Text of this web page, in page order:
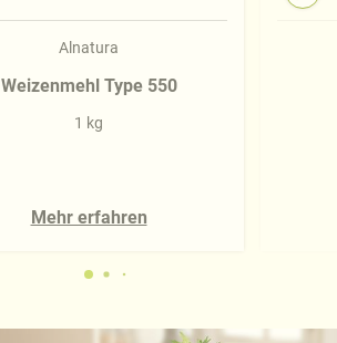
Alnatura
Weizenmehl Type 550
1 kg
Mehr erfahren